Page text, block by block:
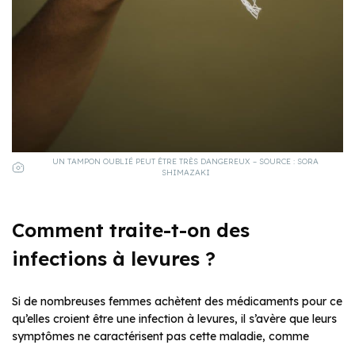
UN TAMPON OUBLIÉ PEUT ÊTRE TRÈS DANGEREUX – SOURCE : SORA
SHIMAZAKI
Comment traite-t-on des
infections à levures ?
Si de nombreuses femmes achètent des médicaments pour ce
qu’elles croient être une infection à levures, il s’avère que leurs
symptômes ne caractérisent pas cette maladie, comme